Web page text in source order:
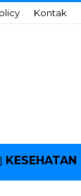
Kontak
KESEHATAN